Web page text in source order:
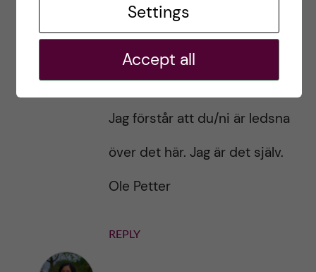
kontakt med smittade – det
märkte vi bl a för att det var
många som avanmälde sig.
Jag förstår att du/ni är ledsna
över det här. Jag är det själv.
Ole Petter
REPLY
Settings
Accept all